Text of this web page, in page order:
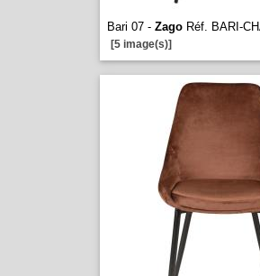
Bari 07 - ZagoRéf. BARI-
[5 image(s)]